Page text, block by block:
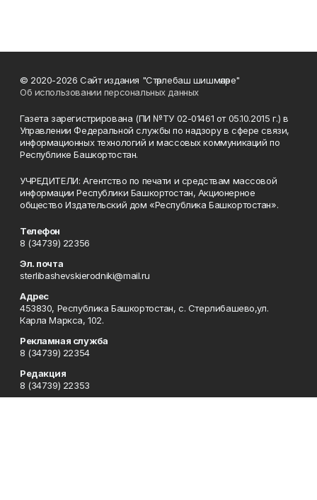
© 2020-2026 Сайт издания "Стәрлебаш шишмәләре"
Об использовании персональных данных
Газета зарегистрирована (ПИ №ТУ 02-01461 от 05.10.2015 г.) в
Управлении Федеральной службы по надзору в сфере связи,
информационных технологий и массовых коммуникаций по
Республике Башкортостан.
УЧРЕДИТЕЛИ: Агентство по печати и средствам массовой
информации Республики Башкортостан, Акционерное
общество Издательский дом «Республика Башкортостан».
Телефон
8 (34739) 22356
Эл. почта
sterlibashevskierodniki@mail.ru
Адрес
453830, Республика Башкортостан, c. Стерлибашево,ул.
Карла Маркса, 102.
Рекламная служба
8 (34739) 22354
Редакция
8 (34739) 22353